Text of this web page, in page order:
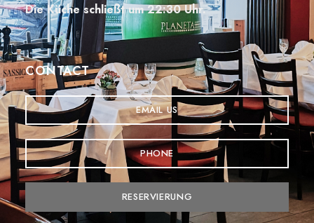
Die Küche schließt um 22:30 Uhr.
CONTACT
EMAIL US
PHONE
RESERVIERUNG